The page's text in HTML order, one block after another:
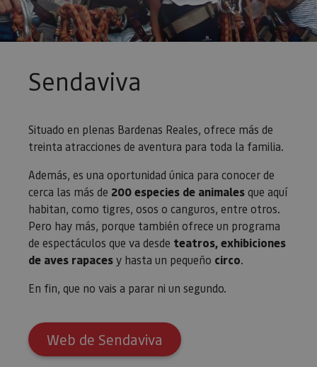
Sendaviva
Situado en plenas Bardenas Reales, ofrece más de
treinta atracciones de aventura para toda la familia.
Además, es una oportunidad única para conocer de
cerca las más de 200 especies de animalesque aquí
habitan, como tigres, osos o canguros, entre otros.
Pero hay más, porque también ofrece un programa
de espectáculos que va desde teatros, exhibiciones
de aves rapacesy hasta un pequeño circo.
En fin, que no vais a parar ni un segundo.
Web de Sendaviva